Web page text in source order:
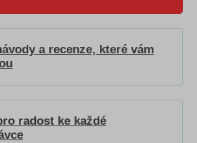
a recenze, které vám
radost ke každé